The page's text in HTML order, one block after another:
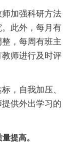
加强科研方法
此外，每月有
，每周有班主
师进行及时评
，自我加压、
供外出学习的
提高。